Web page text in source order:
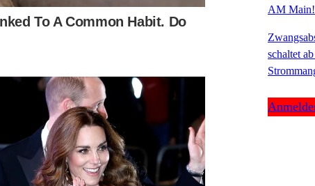
AM Main!
schaltet